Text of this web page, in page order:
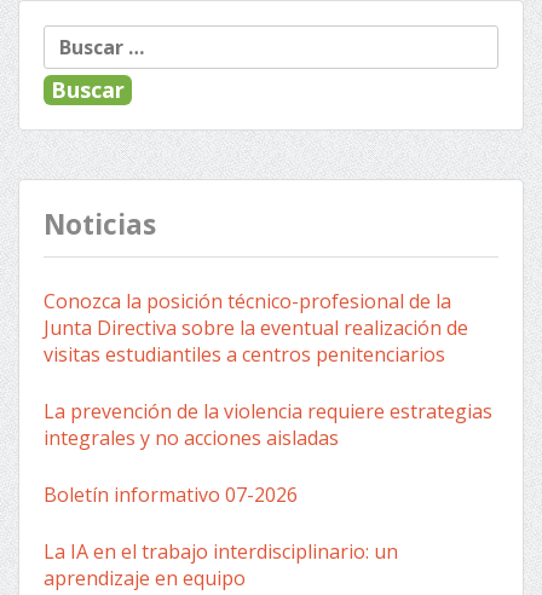
Buscar:
Noticias
Conozca la posición técnico-profesional de la
Junta Directiva sobre la eventual realización de
visitas estudiantiles a centros penitenciarios
La prevención de la violencia requiere estrategias
integrales y no acciones aisladas
Boletín informativo 07-2026
La IA en el trabajo interdisciplinario: un
aprendizaje en equipo